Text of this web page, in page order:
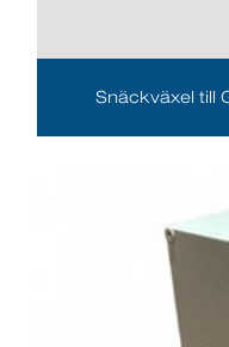
Snäckväxel till